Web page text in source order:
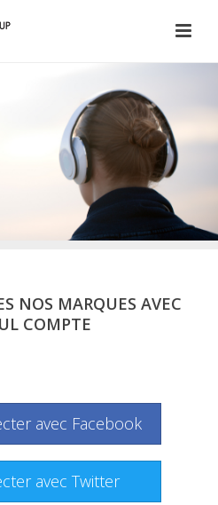
NOS MARQUES AVEC
COMPTE
avec Facebook
avec Twitter